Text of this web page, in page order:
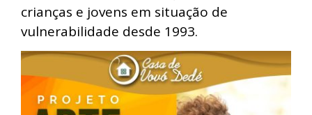
crianças e jovens em situação de
vulnerabilidade desde 1993.